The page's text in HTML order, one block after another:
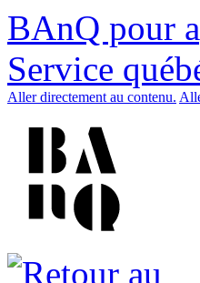
BAnQ pour
Service
Aller directement au contenu.